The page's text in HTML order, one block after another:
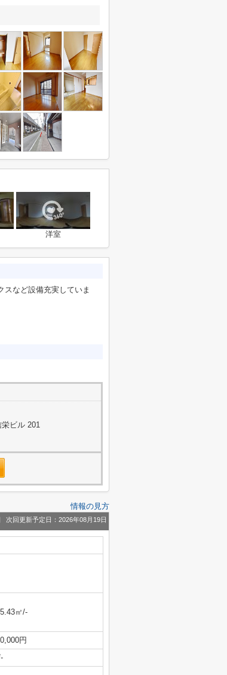
洋室
など設備充実していま
ビル 201
情報の見方
次回更新予定日：2026年08月19日
㎡/-
円